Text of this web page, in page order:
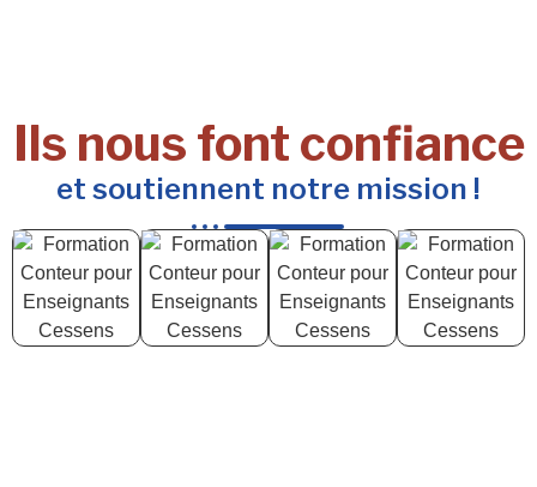
Ils nous font confiance
et soutiennent notre mission !